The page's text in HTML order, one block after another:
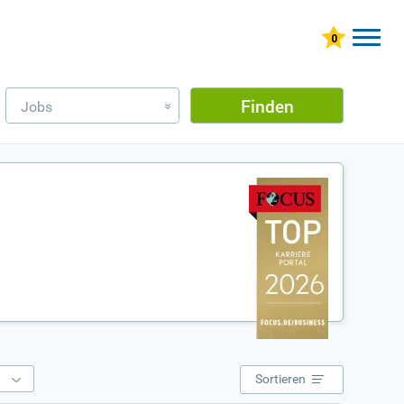
Jobs » Finden
Sortieren